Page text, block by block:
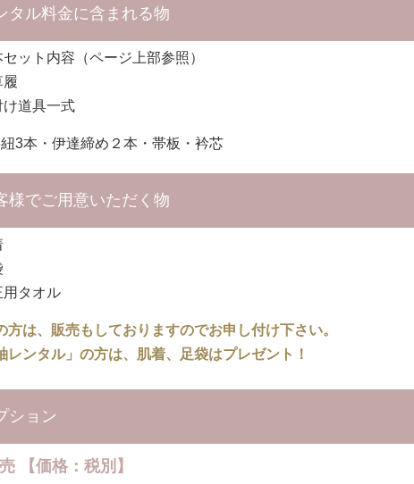
タル料金に含まれる物
ット内容（ページ上部参照）
履
け道具一式
3本・伊達締め２本・帯板・衿芯
様でご用意いただく物
用タオル
方は、販売もしておりますのでお申し付け下さい。
ンタル」の方は、肌着、足袋はプレゼント！
ション
【価格：税別】